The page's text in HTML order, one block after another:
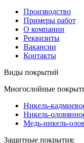
Производство
Примеры работ
О компании
Реквизиты
Вакансии
Контакты
Виды покрытий
Многослойные
Никель-
Никель-
Медь-никель-
Защитные покрытия: